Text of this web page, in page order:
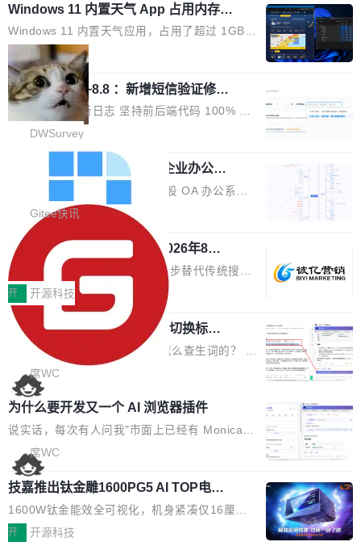
级 Java 网络应用框架，核心基于 JDK 原生 NI
O 构建 Reactor 多路复用模型，不依赖 Netty、
Tomcat 等任何第三方网络库。其 HTTP/2 协议
栈从 HPACK、Huffman 到 ALPN 均为自主实
现，在基准测试中与 Un...
业、学术、投资人士，集中展出近百项覆盖AI芯
片、算力、模型、应用全链条创新项目，聚焦AI
技术产业化落地与资本对接，呈现当前国内AI前
沿技术突破与商业化最新进展。 活动围绕AI学术
研究与产业落地融合展开多维度研讨。星连资本
创始合伙人张鸣晨表示，AI产业化是长期产融结
合过程，早期优质技术项目需持续资本与产业资
者、产业专家、投资人围绕AI前沿技术瓶颈、行
业固有认知重构等议题展开跨界对话，聚焦行业
真实痛点与突破方向...
Windows 11 内置天气 App 占用内存超
过 1GB
Windows 11 内置天气应用，占用了超过 1GB
内存。 Notebookcheck 的测试发现这个数字
时，反复确认了多次。不是 100MB，不是 500
MB，是 1 个 G。一个显示天气的应用。 Windo
ws 内置应用臃肿早就是老话题了，但一款天气
应用占用内存就超过 1G 还是过于离谱——问题
个嵌在 Edge WebView 里的网页。它不是一个
「应用」，它是一个运行在浏览器引擎里的网
页，外面套了一层 Windows 的壳。 WebView2
本身就是个内存大户。它加载了完整的 Edge 渲
染引擎，包括 JavaScript 引擎...
局
调问更新7.26~8.8 ：新增短信验证修
改，考试能力升级
DWSurvey 更新日志 坚持前后端代码 100% 开
源助力企业建设自主可控的问卷调研系统 官网地
址www.diaowen.net ➔ 源码下载Gitee 仓库 ➔
本次更新新增短信验证修改已答问卷功能，提升
答卷安全性；同时升级考试能力，完善填空题判
分、防切屏等功能体验，并优化多项产品细节，
提升整体使用体验。 新增功能 01. 新增验证手
机号后查看、修改已答问卷功能 02. 新增填空题
判分功能 03. 添加协作管理员支持树形结构选择
体验优化与修复 •页面与体验优化 优化工作台首
页 UI 展示效果，提升页面使用体验。 优化防切
屏提醒规则，调整为每次切屏均触发提示，提升
考试规范性。 优化登录状...
DWSurvey
勾股 OA v6.0.2 已经发布，企业办公系
勾股 OA v6.0.2 已经发布。 勾股 OA 办公系统
是一款简单实用的开源的企业办公系统。系统集
成了系统设置、附件管理、人事管理、行政管
理、消息管理、资产管理、企业公告、知识网
盘、审批流程设置、办公审批、工作计划、工作
汇报、工作日志、日常办公、财务管理、客户管
理、合同管理、项目管理、任务管理等功能模
块。系统简约，易于功能扩展，方便二次开发，
可以用来做日常 OA，CRM，ERP，业务管理等
系统。 勾股OA6.0.2版本主要是对勾股OA 6第
一个大版本发布的部分功能细节优化和bug问题
修复的版本，具体更新日志如下： 1、补全新版
本的各个审批类型的审批单导出 2、优化各个审
Gitee快讯
942亿赛道如何选对伙伴？2026年8月G
EO公司推荐
当DeepSeek、豆包等大模型逐步替代传统搜索
成为用户获取信息的主要入口,品牌竞争的逻辑变
了:不再是争抢关键词排名,而是想办法进入AI脱
口而出的那个答案。"GEO公司推荐"这个搜索词
背后,折射的是企业面对新兴服务赛道时的集体困
惑——该信谁、看什么、怎么选。 据易观分析
《中国GEO市场产业图谱》数据,2026年中国GE
O行业规模预计达942亿元,同比增长169.7%。G
artner同期预测,传统搜索引擎访问量年内将下滑
25%,AI载体流量占比突破40%;埃森哲2025年中
国消费者调研则指出,37%的用户在有明确购买需
求时倾向于先问AI。几组数据指向一致:GEO已
从营销"加分项"变成品牌在AI时...
开 开源科技
任意网页划词 AI 问答：不用切换标签页
的效率秘诀
看英文技术文档的时候，你是怎么查生词的？ 我
猜大多数人的流程是：选中单词 → Ctrl+C → 切
到翻译标签页 → Ctrl+V → 看翻译 → 切回原
文。遇到不懂的代码片段，再切到 ChatGPT 问
一下。来回切换几次，思路早断了。 今天介绍的
开源 Chrome 扩展 AI Helper，有一个划词浮动
工具栏功能，能让你在任意网页选中文本就直接
用 AI，完全不用切换标签页。 划词工具栏是什
么 安装 AI Helper 后，在任意网页选中文本，选
区旁边会自动浮现一个工具栏： 工具 功能 典型
席WC
为什么要开发又一个 AI 浏览器插件
说实话，每次有人问我"市面上已经有 Monica、
Sider、Copilot for Chrome 这些 AI 浏览器插件
了，你为什么还要再做一个"，我都觉得这个问题
问得好。 因为我自己也是从用户变成开发者的。
现有产品的天花板 我用过不少 AI 浏览器插件。
刚开始觉得都挺好——选中一段文字，弹出解
席WC
技嘉推出钛金雕1600PG5 AI TOP电
源：为发烧级主机与本地AI算力打造旗
舰供电方案
1600W钛金能效全可视化，机身紧凑仅16厘米
继2026台北电脑展首度亮相后，技嘉科技近日正
开 开源科技